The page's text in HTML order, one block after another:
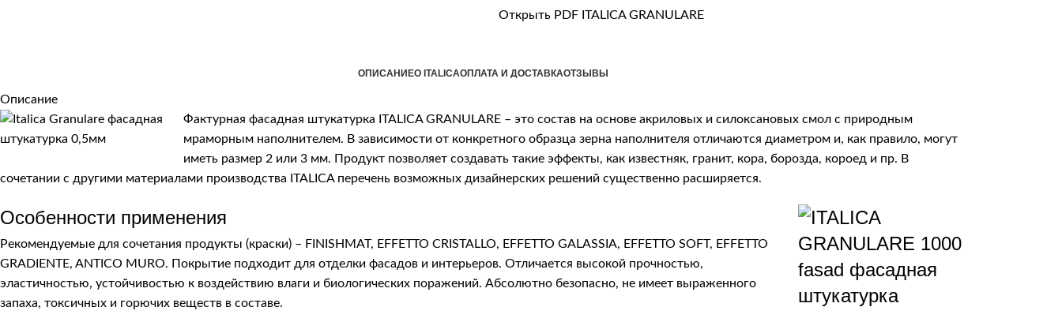
Открыть PDF ITALICA GRANULARE
ОПИСАНИЕО ITALICAОПЛАТА И ДОСТАВКАОТЗЫВЫ
Описание
Фактурная фасадная штукатурка ITALICA GRANULARE – это состав на основе акриловых и силоксановых смол с природным
мраморным наполнителем. В зависимости от конкретного образца зерна наполнителя отличаются диаметром и, как правило, могут
иметь размер 2 или 3 мм. Продукт позволяет создавать такие эффекты, как известняк, гранит, кора, борозда, короед и пр. В
сочетании с другими материалами производства ITALICA перечень возможных дизайнерских решений существенно расширяется.
Особенности применения
Рекомендуемые для сочетания продукты (краски) – FINISHMAT, EFFETTO CRISTALLO, EFFETTO GALASSIA, EFFETTO SOFT, EFFETTO
GRADIENTE, ANTICO MURO. Покрытие подходит для отделки фасадов и интерьеров. Отличается высокой прочностью,
эластичностью, устойчивостью к воздействию влаги и биологических поражений. Абсолютно безопасно, не имеет выраженного
запаха, токсичных и горючих веществ в составе.